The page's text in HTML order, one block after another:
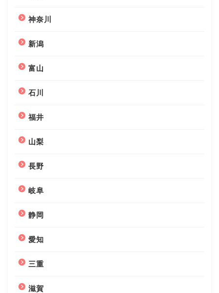
神奈川
新潟
富山
石川
福井
山梨
長野
岐阜
静岡
愛知
三重
滋賀